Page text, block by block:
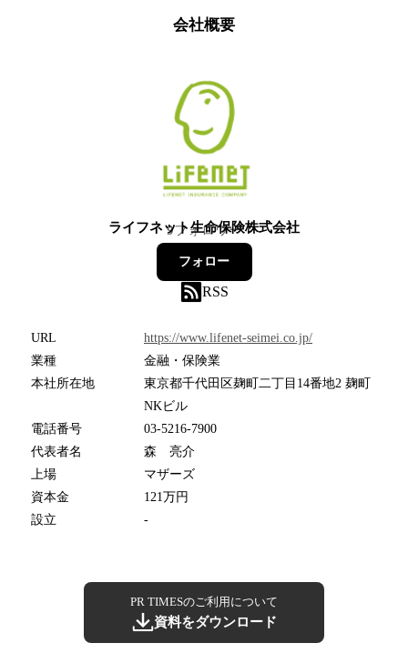
会社概要
ライフネット生命保険株式会社
9フォロワー
フォロー
RSS
URL
https://www.lifenet-seimei.co.jp/
業種
金融・保険業
本社所在地
東京都千代田区麹町二丁目14番地2 麹町
NKビル
電話番号
03-5216-7900
代表者名
森 亮介
上場
マザーズ
資本金
121万円
設立
-
PR TIMESのご利用について
資料をダウンロード